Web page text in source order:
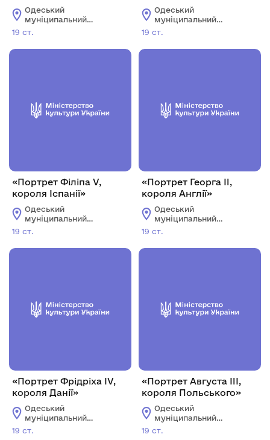
Одеський
муніципальний
музей особистих
Блещунова
19 ст.
Сардинії»
Одеський
муніципальний
музей особистих
Блещунова
19 ст.
«Портрет Філіпа V,
короля Іспанії»
Одеський
муніципальний
музей особистих
Блещунова
19 ст.
«Портрет Георга II,
короля Англії»
Одеський
муніципальний
музей особистих
Блещунова
19 ст.
«Портрет Фрідріха IV,
короля Данії»
Одеський
муніципальний
музей особистих
19 ст.
«Портрет Августа III,
короля Польського»
Одеський
муніципальний
музей особистих
19 ст.